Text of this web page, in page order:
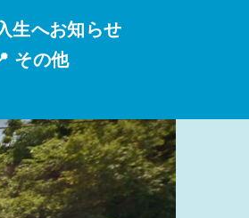
生へお知らせ
その他